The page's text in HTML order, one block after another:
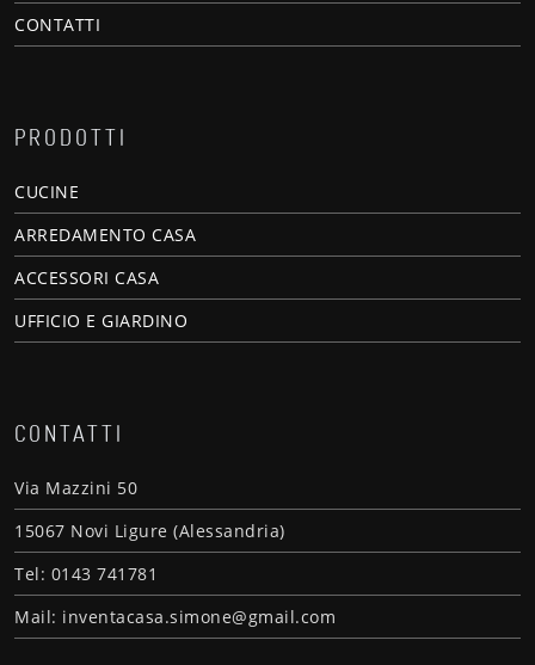
CONTATTI
PRODOTTI
CUCINE
ARREDAMENTO CASA
ACCESSORI CASA
UFFICIO E GIARDINO
CONTATTI
Via Mazzini 50
15067 Novi Ligure (Alessandria)
Tel: 0143 741781
Mail: inventacasa.simone@gmail.com